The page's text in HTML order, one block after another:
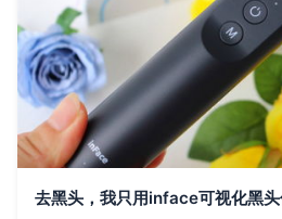
去黑头，我只用inface可视化黑